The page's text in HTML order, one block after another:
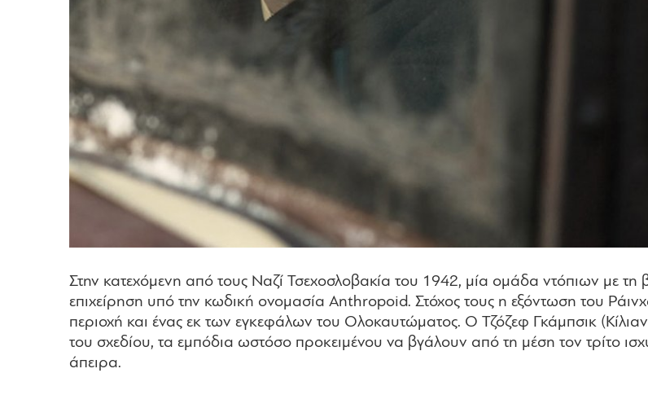
Στην κατεχόμενη από τους Ναζί Τσεχοσλοβακία του 1942, μία ομάδα ντόπιων με
επιχείρηση υπό την κωδική ονομασία Anthropoid. Στόχος τους η εξόντωση του
περιοχή και ένας εκ των εγκεφάλων του Ολοκαυτώματος. Ο Τζόζεφ Γκάμπσικ
του σχεδίου, τα εμπόδια ωστόσο προκειμένου να βγάλουν από τη μέση τον τρίτο
άπειρα.